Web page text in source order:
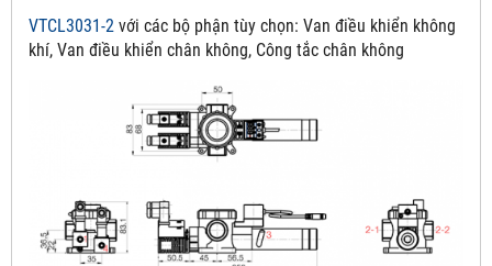
VTCL3031-2 với các bộ phận tùy chọn: Van điều khiển không
khí, Van điều khiển chân không, Công tắc chân không